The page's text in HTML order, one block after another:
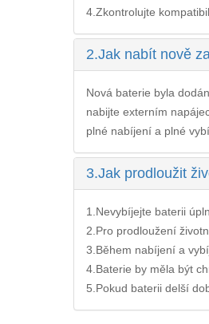
4.Zkontrolujte
2.Jak nabít nově
Nová baterie byla
nabijte externím
plné nabíjení a plné
3.Jak prodloužit
1.Nevybíjejte baterii
2.Pro prodloužení
3.Během nabíjení a
4.Baterie by měla být
5.Pokud baterii delší